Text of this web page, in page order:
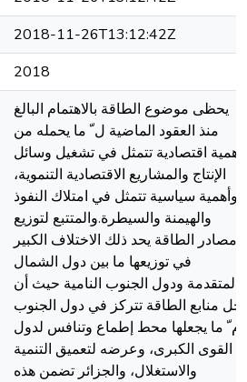
2018-11-26T13:12:42Z
2018
يحظى موضوع الطاقة بالاهتمام البالغ
منذ العقود الماضية ل ّ ما يحمله من
أهمية اقتصادية تتمثل في تشغيل وسائل
الإنتاج والمشاريع الاقتصادية التنموية،
وأهمية سياسية تتمثل في امتلاك النفوذ
والهيمنة والسيطرة.والمتتبع لتوزيع
مصادر الطاقة يحد ذلك الاختلاف الكبير
في توزيعها ما بين دول الشمال
المتقدمة ودول الجنوب النامية حيث أن
جل منابع الطاقة تتركز في دول الجنوب
م ّ ما يجعلها محط إطماع وتنافس لدول
القوى الكبرى، وعرضه لتعميق التنمية
والاستغلال، والجزائر تضمن هذه